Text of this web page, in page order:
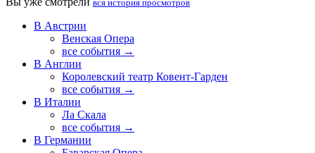
вся история просмотров
В Австрии
Венская Опера
все события →
В Англии
Королевский театр Ковент-Гарден
все события →
В Италии
Ла Скала
все события →
В Германии